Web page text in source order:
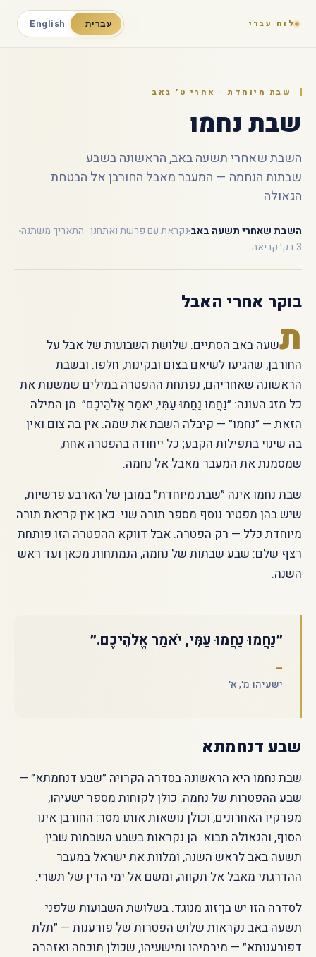
לוח עברי עברית English
שבת מיוחדת · אחרי ט׳ באב
שבת נחמו
השבת שאחרי תשעה באב, הראשונה בשבע
שבתות הנחמה — המעבר מאבל החורבן אל הבטחת
הגאולה
השבת שאחרי תשעה באב נקראת עם פרשת ואתחנן · התאריך משתנה
3 דק׳ קריאה
בוקר אחרי האבל
תשעה באב הסתיים. שלושת השבועות של אבל על
החורבן, שהגיעו לשיאם בצום ובקינות, חלפו. ובשבת
הראשונה שאחריהם, נפתחת ההפטרה במילים שמשנות את
כל מזג העונה: ״נַחֲמוּ נַחֲמוּ עַמִּי, יֹאמַר אֱלֹהֵיכֶם״. מן המילה
הזאת — ״נחמו״ — קיבלה השבת את שמה. אין בה צום ואין
בה שינוי בתפילות הקבע; כל ייחודה בהפטרה אחת,
שמסמנת את המעבר מאבל אל נחמה.
שבת נחמו אינה ״שבת מיוחדת״ במובן של הארבע פרשיות,
שיש בהן מפטיר נוסף מספר תורה שני. כאן אין קריאת תורה
מיוחדת כלל — רק הפטרה. אבל דווקא ההפטרה הזו פותחת
רצף שלם: שבע שבתות של נחמה, הנמתחות מכאן ועד ראש
השנה.
״נַחֲמוּ נַחֲמוּ עַמִּי, יֹאמַר אֱלֹהֵיכֶם.״
ישעיהו מ׳, א׳
שבע דנחמתא
שבת נחמו היא הראשונה בסדרה הקרויה ״שבע דנחמתא״ —
שבע ההפטרות של נחמה. כולן לקוחות מספר ישעיהו,
מפרקיו האחרונים, וכולן נושאות אותו מסר: החורבן אינו
הסוף, והגאולה תבוא. הן נקראות בשבע השבתות שבין
תשעה באב לראש השנה, ומלוות את ישראל במעבר
ההדרגתי מאבל אל תקווה, ומשם אל ימי הדין של תשרי.
לסדרה הזו יש בן־זוג מנוגד. בשלושת השבועות שלפני
תשעה באב נקראות שלוש הפטרות של פורענות — ״תלת
דפורענותא״ — מירמיהו ומישעיהו, שכולן תוכחה ואזהרה